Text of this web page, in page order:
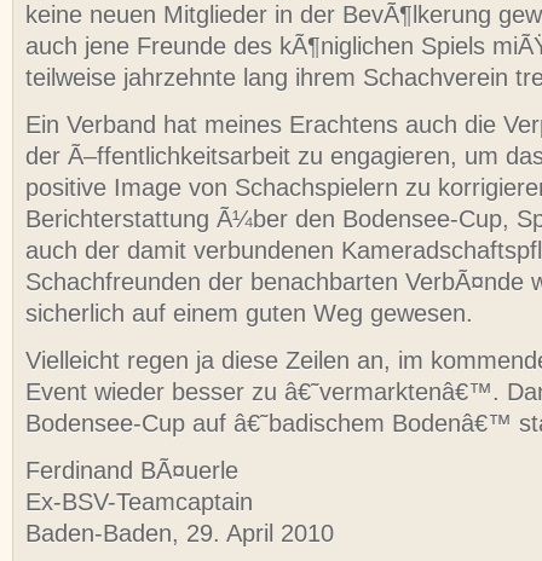
keine neuen Mitglieder in der BevÃ¶lkerung
auch jene Freunde des kÃ¶niglichen Spiels
teilweise jahrzehnte lang ihrem Schachverein
Ein Verband hat meines Erachtens auch die
der Ã–ffentlichkeitsarbeit zu engagieren, um
positive Image von Schachspielern zu
Berichterstattung Ã¼ber den Bodensee-Cup,
auch der damit verbundenen
Schachfreunden der benachbarten VerbÃ¤nde
sicherlich auf einem guten Weg gewesen.
Vielleicht regen ja diese Zeilen an, im
Event wieder besser zu â€˜vermarktenâ€™.
Bodensee-Cup auf â€˜badischem Bodenâ€™
Ferdinand BÃ¤uerle
Ex-BSV-Teamcaptain
Baden-Baden, 29. April 2010